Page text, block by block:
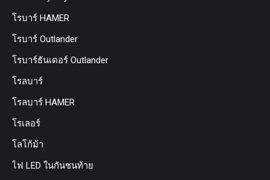
โรบาร์ HAMER
โรบาร์ Outlander
โรบาร์ธันเดอร์ Outlander
โรลบาร์
โรลบาร์ HAMER
โรเลอร์
โลโก้ม้า
ไฟ LED ในกันชนท้าย